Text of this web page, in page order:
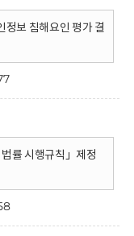
정보 침해요인 평가 결
률 시행규칙」제정